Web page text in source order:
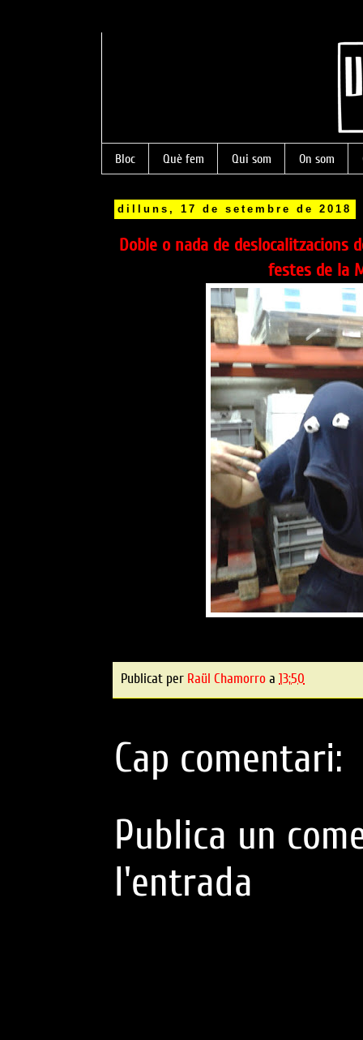
Bloc Què fem Qui som On som
dilluns, 17 de setembre de 2018
Doble o nada de deslocalitzacions
festes de la
Publicat per Raül Chamorro a 13:50
Cap comentari:
Publica un
l'entrada